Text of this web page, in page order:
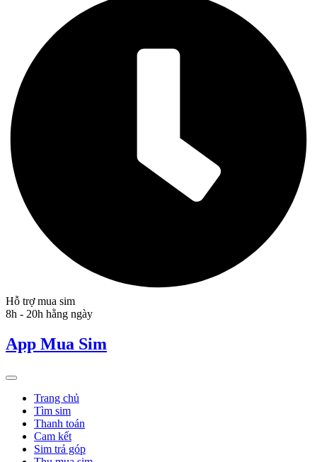
Hỗ trợ mua sim
8h - 20h hằng ngày
App Mua Sim
Trang chủ
Tìm sim
Thanh toán
Cam kết
Sim trả góp